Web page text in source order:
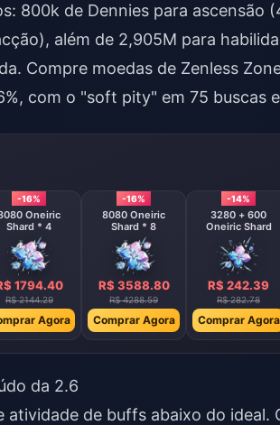
800k de Dennies para ascensão
além de 2,905M para
Compre moedas de Zenless
com o "soft pity" em 75 buscas
-16%
Oneiric
Shard * 4
1794.40
R$ 2144.29
Agora
-16%
8080 Oneiric
Shard * 8
R$ 3588.80
R$ 4288.59
Comprar Agora
-14%
3280 + 600
Oneiric Shard
R$ 242.39
R$ 282.78
Comprar Agora
da 2.6
atividade de buffs abaixo do ideal.